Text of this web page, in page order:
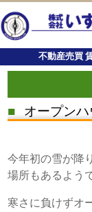
不動産売買
■
オープンハ
今年初の雪が降
場所もあるよう
寒さに負けずオ